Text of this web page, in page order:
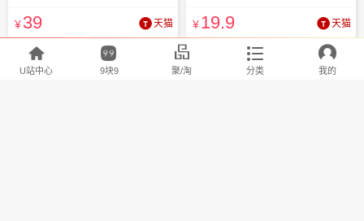
¥39 天猫 ¥19.9 天猫

U站中心

9块9

聚/淘

分类

我的